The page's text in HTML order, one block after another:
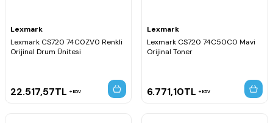
Lexmark
Lexmark CS720 74C0ZV0 Renkli
Orijinal Drum Ünitesi
22.517,57TL KDV
Lexmark
Lexmark CS720 74C50C0 Mavi
Orijinal Toner
6.771,10TL KDV